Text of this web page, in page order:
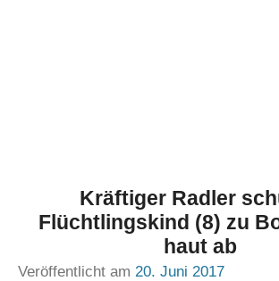
Kräftiger Radler
Flüchtlingskind (8) zu
haut ab
Veröffentlicht am 20. Juni 2017